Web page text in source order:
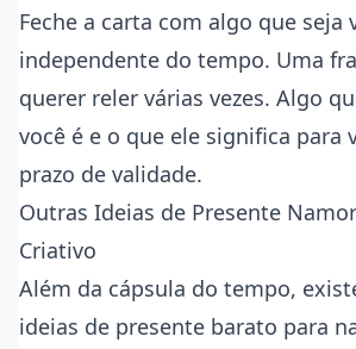
Feche a carta com algo que seja
independente do tempo. Uma
querer reler várias vezes. Algo
você é e o que ele significa para
prazo de validade.
Outras Ideias de Presente
Criativo
Além da cápsula do tempo,
ideias de presente barato para